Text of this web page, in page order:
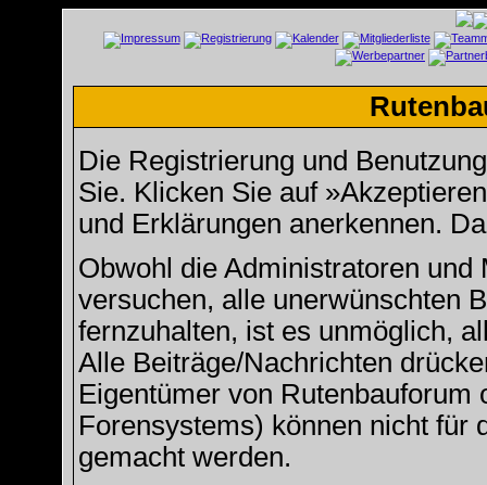
Die Registrierung und
Sie. Klicken Sie auf
und Erklärungen anerkennen.
Obwohl die Administratoren
versuchen, alle unerwünschten
fernzuhalten, ist es unmöglich,
Alle Beiträge/Nachrichten
Eigentümer von
Forensystems) können nicht für
gemacht werden.